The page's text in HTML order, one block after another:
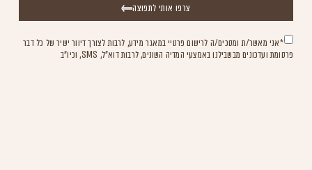
*אני מאשר/ת ומסכים/ה לרישום פרטיי במאגר מידע, לרבות לצורך דיוור ישיר של כל דבר
פרסומת ועדכונים מבשבילנו באמצעי המדיה השונים, לרבות דוא"ל, SMS, וכיו"ב
צרפו אותי לתפוצה